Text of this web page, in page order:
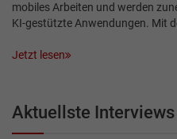
mobiles Arbeiten und werden
KI-gestützte Anwendungen. Mit
Jetzt lesen
Aktuellste Interviews